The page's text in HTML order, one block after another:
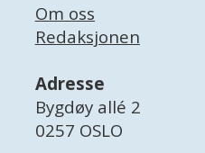
Om oss
Redaksjonen
Adresse
Bygdøy allé 2
0257 OSLO